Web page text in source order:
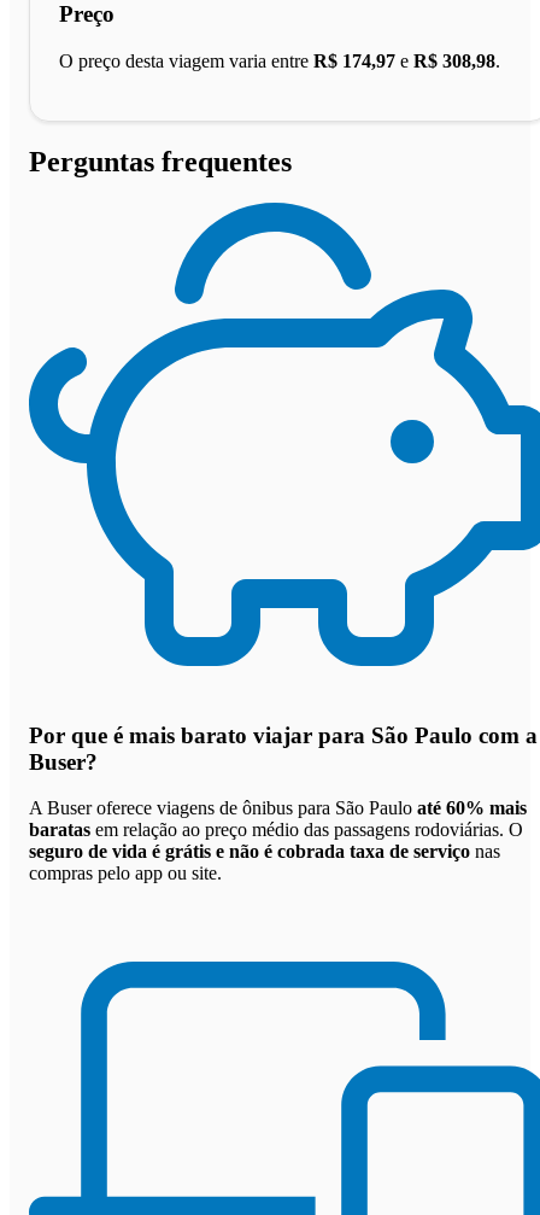
Preço
O preço desta viagem varia entre R$ 174,97 e R$ 308,98.
Perguntas frequentes
Por que é mais barato viajar para São Paulo com a
Buser?
A Buser oferece viagens de ônibus para São Paulo até 60% mais
baratas em relação ao preço médio das passagens rodoviárias. O
seguro de vida é grátis e não é cobrada taxa de serviço nas
compras pelo app ou site.